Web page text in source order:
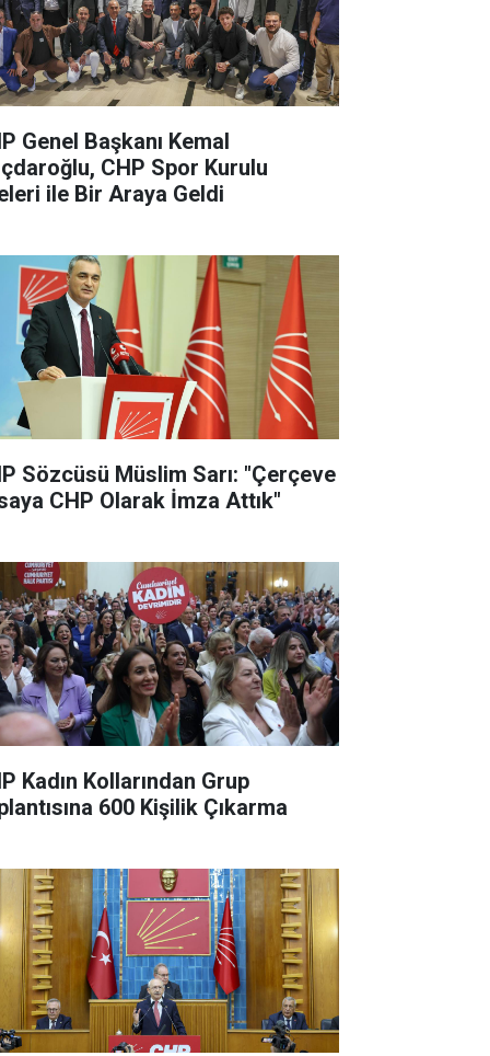
Genel Başkanı Kemal
CHP Spor Kurulu
ile Bir Araya Geldi
Sözcüsü Müslim Sarı: "Çerçeve
CHP Olarak İmza Attık"
Kadın Kollarından Grup
600 Kişilik Çıkarma